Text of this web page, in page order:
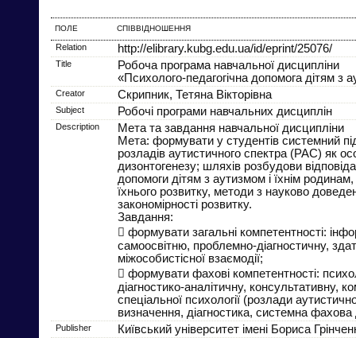
ПОЛЕ СПІВВІДНОШЕННЯ
Relation http://elibrary.kubg.edu.ua/id/eprint/25076/
Title
Робоча програма навчальної дисципліни
«Психолого-педагогічна допомога дітям з
Creator Скрипник, Тетяна Вікторівна
Subject Робочі програми навчальних дисциплін
Description
Мета та завдання навчальної дисципліни
Мета: формувати у студентів системний
розладів аутистичного спектра (РАС) як
дизонтогенезу; шляхів розбудови
допомоги дітям з аутизмом і їхнім
їхнього розвитку, методи з науково
закономірності розвитку.
Завдання:
 формувати загальні компетентності:
самоосвітню, проблемно-діагностичну,
міжособистісної взаємодії;
 формувати фахові компетентності:
діагностико-аналітичну, консультативну,
спеціальної психології (розлади
визначення, діагностика, системна
Publisher Київський університет імені Бориса